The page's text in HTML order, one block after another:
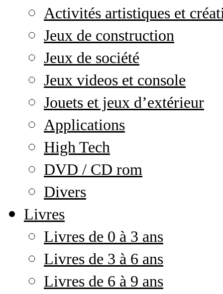
Activités artistiques et
Jeux de construction
Jeux de société
Jeux videos et console
Jouets et jeux d’extérieur
Applications
High Tech
DVD / CD rom
Divers
Livres
Livres de 0 à 3 ans
Livres de 3 à 6 ans
Livres de 6 à 9 ans